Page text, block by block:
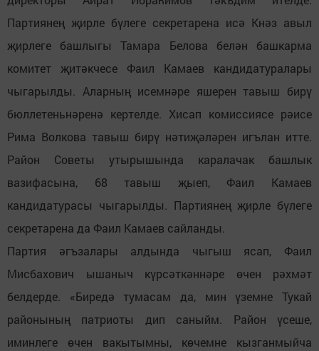
Партиянең җирле бүлеге секретарена исә Кнәз авыл
җирлеге башлыгы Тамара Белова белән башкарма
комитет җитәкчесе Фаил Камаев кандидатуралары
чыгарылды. Аларның исемнәре яшерен тавыш бирү
бюллетеньнәренә кертелде. Хисап комиссиясе рәисе
Рима Волкова тавыш бирү нәтиҗәләрен игълан итте.
Район Советы утырышында каралачак башлык
вазифасына, 68 тавыш җыеп, Фаил Камаев
кандидатурасы чыгарылды. Партиянең җирле бүлеге
секретарена да Фаил Камаев сайланды.
Партия әгъзалары алдында чыгыш ясап, Фаил
Мисбахович ышаныч күрсәткәннәре өчен рәхмәт
белдерде. «Биредә тумасам да, мин үземне Тукай
районының патриоты дип саныйм. Район үсеше,
иминлеге өчен вакытымны, көчемне кызганмыйча